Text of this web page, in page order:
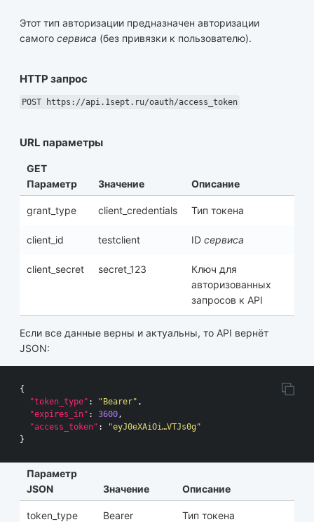
Этот тип авторизации предназначен авторизации
самого сервиса (без привязки к пользователю).
HTTP запрос
POST https://api.1sept.ru/oauth/access_token
URL параметры
GET
Параметр
Значение Описание
grant_type client_credentials Тип токена
client_id testclient ID сервиса
client_secret secret_123
Ключ для
авторизованных
запросов к API
Если все данные верны и актуальны, то API вернёт
JSON:
{
"token_type" : "Bearer" ,
"expires_in" : 3600 ,
"access_token" :
"eyJ0eXAiOi…VTJs0g"
}
Параметр
JSON
Значение Описание
token_type Bearer Тип токена